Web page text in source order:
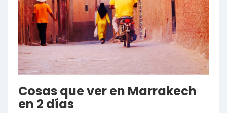
Cosas que ver en Marrakech
en 2 días